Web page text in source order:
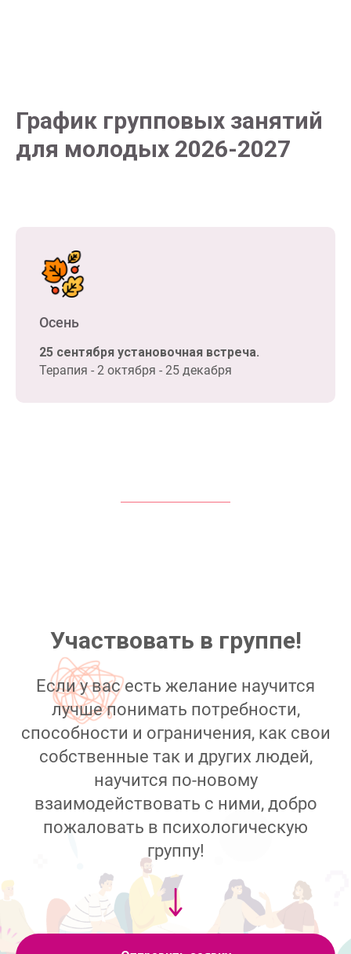
График групповых занятий
для молодых 2026-2027
Осень
25 сентября установочная встреча.
Терапия - 2 октября - 25 декабря
Участвовать в группе!
Если у вас есть желание научится
лучше понимать потребности,
способности и ограничения, как свои
собственные так и других людей,
научится по-новому
взаимодействовать с ними, добро
пожаловать в психологическую
группу!